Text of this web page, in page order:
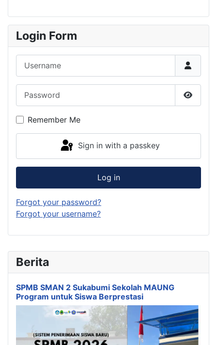
Berita
SPMB SMAN 2 Sukabumi Sekolah MAUNG
Program untuk Siswa Berprestasi
Login Form
Show
Remember Me
Sign in with a passkey
Log in
Forgot your password?
Forgot your username?